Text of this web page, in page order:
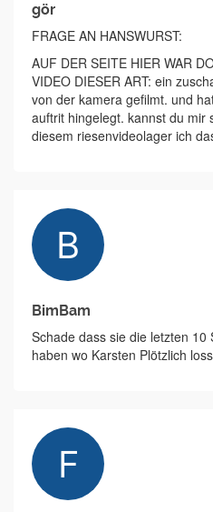
gör
FRAGE AN HANSWURST:
AUF DER SEITE HIER WAR
VIDEO DIESER ART: ein
von der kamera gefilmt. und
auftrit hingelegt. kannst du mir
diesem riesenvideolager ich
BimBam
Schade dass sie die letzten
haben wo Karsten Plötzlich